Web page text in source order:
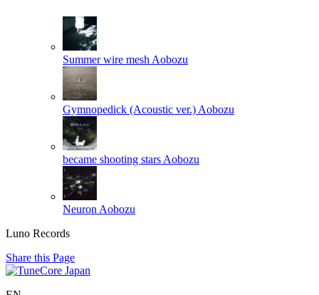
Summer wire mesh Aobozu
Gymnopedick (Acoustic ver.) Aobozu
became shooting stars Aobozu
Neuron Aobozu
Luno Records
Share this Page